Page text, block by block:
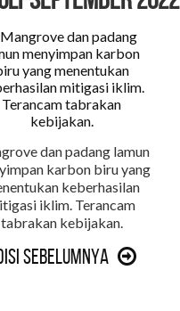
dan padang lamun
karbon biru yang
keberhasilan
iklim. Terancam
tabrakan kebijakan.
Sebelumnya